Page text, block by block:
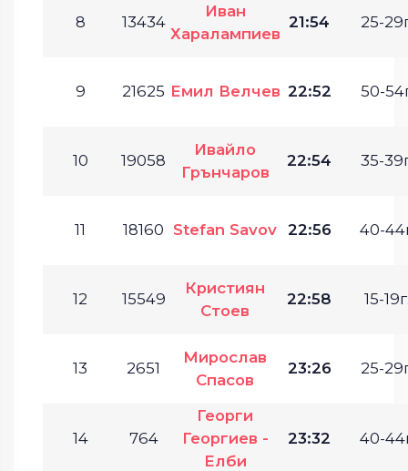
8 13434
Иван
Харалампиев
21:54 25-
9 21625 Емил Велчев 22:52 50-
10 19058
Ивайло
Грънчаров
22:54 35-
11 18160 Stefan Savov 22:56 40-
12 15549
Кристиян
Стоев
22:58 15-
13 2651
Мирослав
Спасов
23:26 25-
14 764
Георги
Георгиев -
Елби
23:32 40-